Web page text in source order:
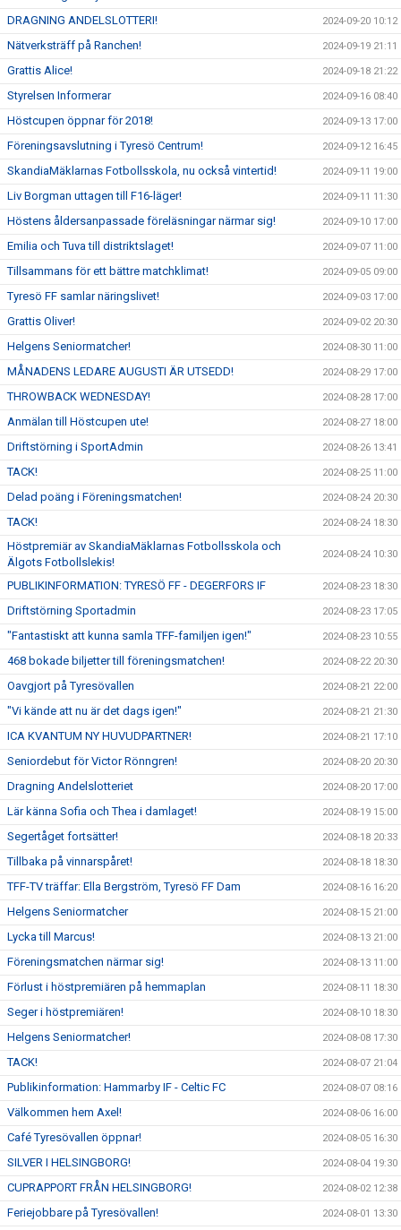
DRAGNING ANDELSLOTTERI! 2024-09-20 10:12
Nätverksträff på Ranchen! 2024-09-19 21:11
Grattis Alice! 2024-09-18 21:22
Styrelsen Informerar 2024-09-16 08:40
Höstcupen öppnar för 2018! 2024-09-13 17:00
Föreningsavslutning i Tyresö Centrum! 2024-09-12 16:45
SkandiaMäklarnas Fotbollsskola, nu också vintertid! 2024-09-11 19:00
Liv Borgman uttagen till F16-läger! 2024-09-11 11:30
Höstens åldersanpassade föreläsningar närmar sig! 2024-09-10 17:00
Emilia och Tuva till distriktslaget! 2024-09-07 11:00
Tillsammans för ett bättre matchklimat! 2024-09-05 09:00
Tyresö FF samlar näringslivet! 2024-09-03 17:00
Grattis Oliver! 2024-09-02 20:30
Helgens Seniormatcher! 2024-08-30 11:00
MÅNADENS LEDARE AUGUSTI ÄR UTSEDD! 2024-08-29 17:00
THROWBACK WEDNESDAY! 2024-08-28 17:00
Anmälan till Höstcupen ute! 2024-08-27 18:00
Driftstörning i SportAdmin 2024-08-26 13:41
TACK! 2024-08-25 11:00
Delad poäng i Föreningsmatchen! 2024-08-24 20:30
TACK! 2024-08-24 18:30
Höstpremiär av SkandiaMäklarnas Fotbollsskola och
Älgots Fotbollslekis!
2024-08-24 10:30
PUBLIKINFORMATION: TYRESÖ FF - DEGERFORS IF 2024-08-23 18:30
Driftstörning Sportadmin 2024-08-23 17:05
"Fantastiskt att kunna samla TFF-familjen igen!" 2024-08-23 10:55
468 bokade biljetter till föreningsmatchen! 2024-08-22 20:30
Oavgjort på Tyresövallen 2024-08-21 22:00
"Vi kände att nu är det dags igen!" 2024-08-21 21:30
ICA KVANTUM NY HUVUDPARTNER! 2024-08-21 17:10
Seniordebut för Victor Rönngren! 2024-08-20 20:30
Dragning Andelslotteriet 2024-08-20 17:00
Lär känna Sofia och Thea i damlaget! 2024-08-19 15:00
Segertåget fortsätter! 2024-08-18 20:33
Tillbaka på vinnarspåret! 2024-08-18 18:30
TFF-TV träffar: Ella Bergström, Tyresö FF Dam 2024-08-16 16:20
Helgens Seniormatcher 2024-08-15 21:00
Lycka till Marcus! 2024-08-13 21:00
Föreningsmatchen närmar sig! 2024-08-13 11:00
Förlust i höstpremiären på hemmaplan 2024-08-11 18:30
Seger i höstpremiären! 2024-08-10 18:30
Helgens Seniormatcher! 2024-08-08 17:30
TACK! 2024-08-07 21:04
Publikinformation: Hammarby IF - Celtic FC 2024-08-07 08:16
Välkommen hem Axel! 2024-08-06 16:00
Café Tyresövallen öppnar! 2024-08-05 16:30
SILVER I HELSINGBORG! 2024-08-04 19:30
CUPRAPPORT FRÅN HELSINGBORG! 2024-08-02 12:38
Feriejobbare på Tyresövallen! 2024-08-01 13:30